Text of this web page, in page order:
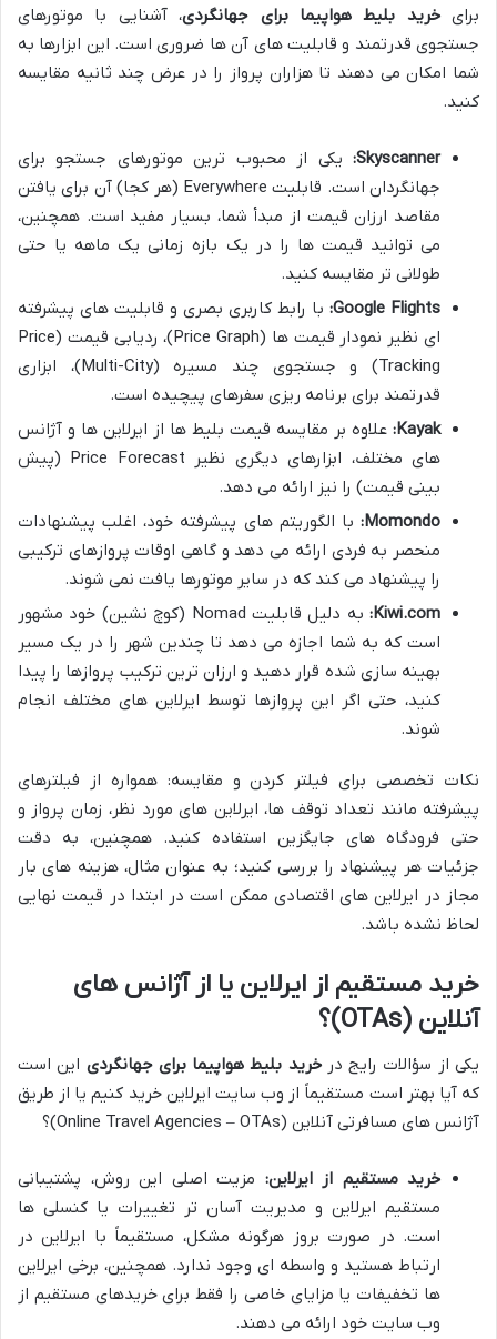
برایخرید بلیط هواپیما برای جهانگردی، آشنایی با موتورهای
جستجوی قدرتمند و قابلیت های آن ها ضروری است. این ابزارها به
شما امکان می دهند تا هزاران پرواز را در عرض چند ثانیه مقایسه
کنید.
Skyscanner:
یکی از محبوب ترین موتورهای جستجو برای
جهانگردان است. قابلیت Everywhere (هر کجا) آن برای یافتن
مقاصد ارزان قیمت از مبدأ شما، بسیار مفید است. همچنین،
می توانید قیمت ها را در یک بازه زمانی یک ماهه یا حتی
طولانی تر مقایسه کنید.
Google Flights: با رابط کاربری بصری و قابلیت های پیشرفته
ای نظیر نمودار قیمت ها (Price Graph)، ردیابی قیمت (Price
Tracking) و جستجوی چند مسیره (Multi-City)، ابزاری
قدرتمند برای برنامه ریزی سفرهای پیچیده است.
Kayak: علاوه بر مقایسه قیمت بلیط ها از ایرلاین ها و آژانس
های مختلف، ابزارهای دیگری نظیر Price Forecast (پیش
بینی قیمت) را نیز ارائه می دهد.
Momondo: با الگوریتم های پیشرفته خود، اغلب پیشنهادات
منحصر به فردی ارائه می دهد و گاهی اوقات پروازهای ترکیبی
را پیشنهاد می کند که در سایر موتورها یافت نمی شوند.
Kiwi.com:
به دلیل قابلیت Nomad (کوچ نشین) خود مشهور
است که به شما اجازه می دهد تا چندین شهر را در یک مسیر
بهینه سازی شده قرار دهید و ارزان ترین ترکیب پروازها را پیدا
کنید، حتی اگر این پروازها توسط ایرلاین های مختلف انجام
شوند.
نکات تخصصی برای فیلتر کردن و مقایسه: همواره از فیلترهای
پیشرفته مانند تعداد توقف ها، ایرلاین های مورد نظر، زمان پرواز و
حتی فرودگاه های جایگزین استفاده کنید. همچنین، به دقت
جزئیات هر پیشنهاد را بررسی کنید؛ به عنوان مثال، هزینه های بار
مجاز در ایرلاین های اقتصادی ممکن است در ابتدا در قیمت نهایی
لحاظ نشده باشد.
خرید مستقیم از ایرلاین یا از آژانس های
آنلاین (OTAs)؟
یکی از سؤالات رایج درخرید بلیط هواپیما برای جهانگردی این است
که آیا بهتر است مستقیماً از وب سایت ایرلاین خرید کنیم یا از طریق
آژانس های مسافرتی آنلاین (Online Travel Agencies – OTAs)؟
خرید مستقیم از ایرلاین: مزیت اصلی این روش، پشتیبانی
مستقیم ایرلاین و مدیریت آسان تر تغییرات یا کنسلی ها
است. در صورت بروز هرگونه مشکل، مستقیماً با ایرلاین در
ارتباط هستید و واسطه ای وجود ندارد. همچنین، برخی ایرلاین
ها تخفیفات یا مزایای خاصی را فقط برای خریدهای مستقیم از
وب سایت خود ارائه می دهند.